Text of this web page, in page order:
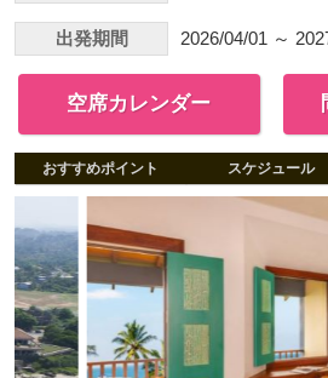
出発期間 2026/04/01 ～
空席カレンダー
おすすめポイント スケジュール